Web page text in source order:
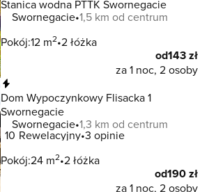
Stanica wodna PTTK Swornegacie
Swornegacie 1,5 km od centrum
Pokój:12 m2 2 łóżka
od143 zł
za 1 noc, 2 osoby
Dom Wypoczynkowy Flisacka 1
Swornegacie
Swornegacie 1,3 km od centrum
10 Rewelacyjny 3 opinie
Pokój:24 m2 2 łóżka
od190 zł
za 1 noc, 2 osoby